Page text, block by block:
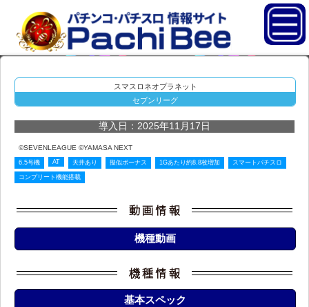
スマスロネオプラネット
セブンリーグ
導入日：2025年11月17日
©SEVENLEAGUE ©YAMASA NEXT
6.5号機 AT 天井あり 擬似ボーナス 1Gあたり約8.8枚増加 スマートパチスロ
コンプリート機能搭載
機種動画
基本スペック